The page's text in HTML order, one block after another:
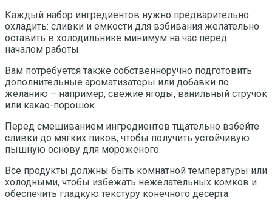
Каждый набор ингредиентов нужно предварительно
охладить: сливки и емкости для взбивания желательно
оставить в холодильнике минимум на час перед
началом работы.
Вам потребуется также собственноручно подготовить
дополнительные ароматизаторы или добавки по
желанию – например, свежие ягоды, ванильный стручок
или какао-порошок.
Перед смешиванием ингредиентов тщательно взбейте
сливки до мягких пиков, чтобы получить устойчивую
пышную основу для мороженого.
Все продукты должны быть комнатной температуры или
холодными, чтобы избежать нежелательных комков и
обеспечить гладкую текстуру конечного десерта.